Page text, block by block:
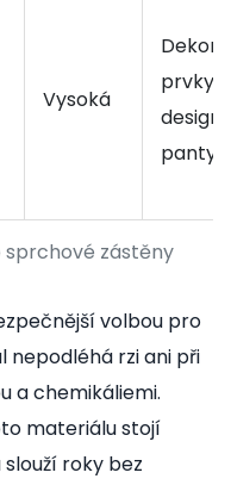
zástěny
Vysoká
prvky,
panty
volbou pro
nepodléhá rzi ani při
a chemikáliemi.
materiálu stojí
roky bez